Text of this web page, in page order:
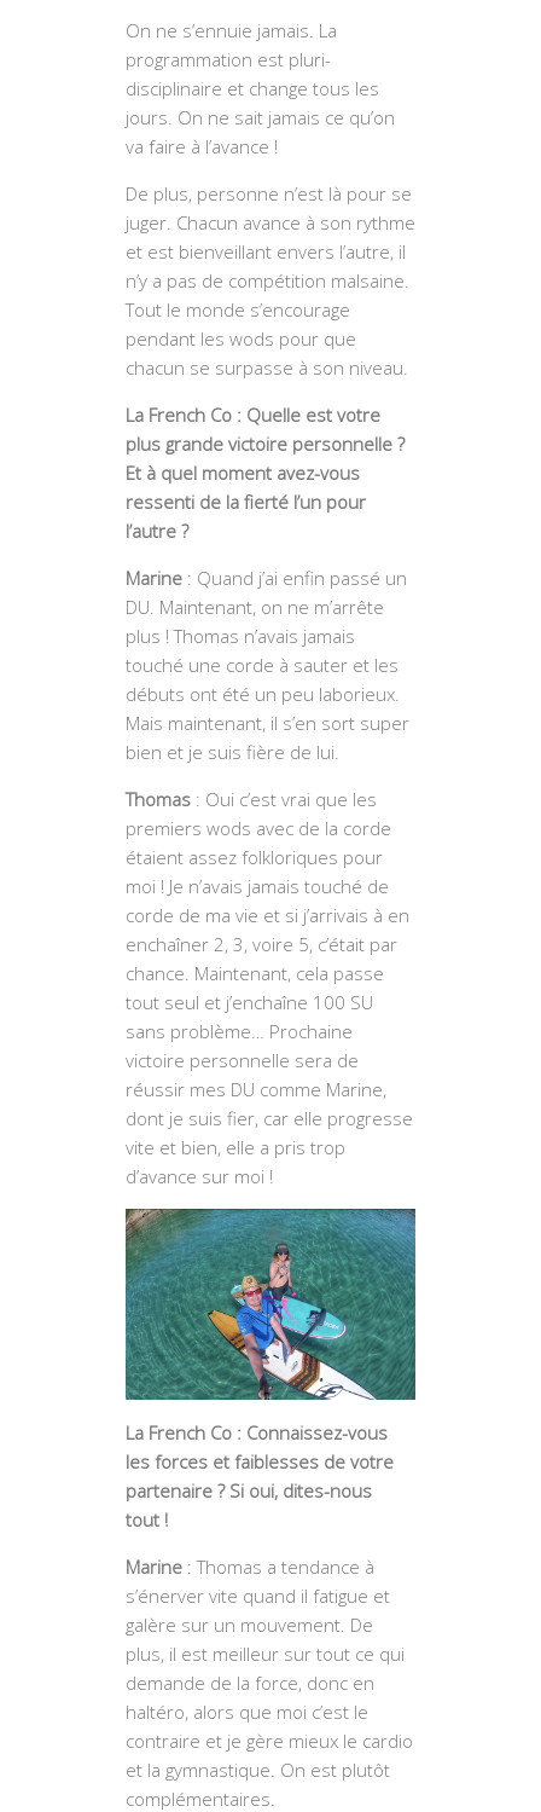
On ne s’ennuie jamais. La
programmation est pluri-
disciplinaire et change tous les
jours. On ne sait jamais ce qu’on
va faire à l’avance !
De plus, personne n’est là pour se
juger. Chacun avance à son rythme
et est bienveillant envers l’autre, il
n’y a pas de compétition malsaine.
Tout le monde s’encourage
pendant les wods pour que
chacun se surpasse à son niveau.
La French Co : Quelle est votre
plus grande victoire personnelle ?
Et à quel moment avez-vous
ressenti de la fierté l’un pour
l’autre ?
Marine : Quand j’ai enfin passé un
DU. Maintenant, on ne m’arrête
plus ! Thomas n’avais jamais
touché une corde à sauter et les
débuts ont été un peu laborieux.
Mais maintenant, il s’en sort super
bien et je suis fière de lui.
Thomas : Oui c’est vrai que les
premiers wods avec de la corde
étaient assez folkloriques pour
moi ! Je n’avais jamais touché de
corde de ma vie et si j’arrivais à en
enchaîner 2, 3, voire 5, c’était par
chance. Maintenant, cela passe
tout seul et j’enchaîne 100 SU
sans problème… Prochaine
victoire personnelle sera de
réussir mes DU comme Marine,
dont je suis fier, car elle progresse
vite et bien, elle a pris trop
d’avance sur moi !
La French Co : Connaissez-vous
les forces et faiblesses de votre
partenaire ? Si oui, dites-nous
tout !
Marine : Thomas a tendance à
s’énerver vite quand il fatigue et
galère sur un mouvement. De
plus, il est meilleur sur tout ce qui
demande de la force, donc en
haltéro, alors que moi c’est le
contraire et je gère mieux le cardio
et la gymnastique. On est plutôt
complémentaires.